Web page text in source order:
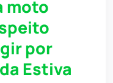
moto
por
Estiva